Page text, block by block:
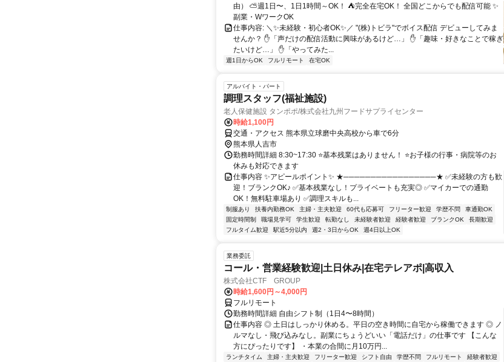
由） ⛅週1日〜、1日1時間～OK！ ⛺完全在宅OK！ 全国どこからでも配信可能 ✨
副業・WワークOK
仕事内容: ＼✨未経験・初心者OK✨／ "(株)トビラ"でボイス配信 デビューしてみま
せんか？ ✋「声だけの配信活動に興味があるけど…」 ✋「趣味・好きなことで稼ぎ
たいけど…」 ✋「やってみた...
週1日からOK フルリモート 在宅OK
アルバイト・パート
調理スタッフ(福祉施設)
老人保健施設 タンポポ/株式会社九州フードサプライセンター
時給1,100円
交通・アクセス 熊本県立球磨中央高校から車で6分
熊本県人吉市
勤務時間詳細 8:30~17:30 ⭐基本残業はありません！ ⭐お子様の行事・病院等のお
休みも対応できます
仕事内容 ✨アピールポイント✨ ★─────────────────★ ✅未経験の方も歓
迎！ブランクOK♪ ✅基本残業なし！プライベートも充実◎ ✅マイカーでの通勤
OK！無料駐車場あり ✅調理スキルも...
制服あり 扶養内勤務OK 主婦・主夫歓迎 60代も応募可 フリーター歓迎 学歴不問
車通勤OK
固定時間制
職場見学可 学生歓迎 転勤なし 未経験者歓迎 経験者歓迎 ブランクOK
長期歓迎
フルタイム歓迎
駅近5分以内 週2・3日からOK 週4日以上OK
業務委託
コール・営業経験歓迎|土日休み|在宅テレアポ|高収入
株式会社CTF GROUP
時給1,600円～4,000円
フルリモート
勤務時間詳細 自由シフト制（1日4〜8時間）
仕事内容 ◎ 土日はしっかり休める。平日の空き時間に自宅から稼働できます ◎ ノ
ルマなし・飛び込みなし。副業にちょうどいい「電話だけ」の仕事です 【こんな
方にぴったりです】 ・本業の合間に月10万円...
ランチタイム 主婦・主夫歓迎 フリーター歓迎 シフト自由 学歴不問 フルリモート
経験者歓迎